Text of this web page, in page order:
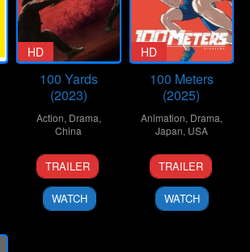
HD
100 Yards
(2023)
Action, Drama,
China
20
Sep
2024
Xu
Junfeng
TRAILER
WATCH
HD
100 Meters
(2025)
Animation, Drama,
Japan, USA
19
Sep
2025
Kenji
Iwaisawa
TRAILER
WATCH